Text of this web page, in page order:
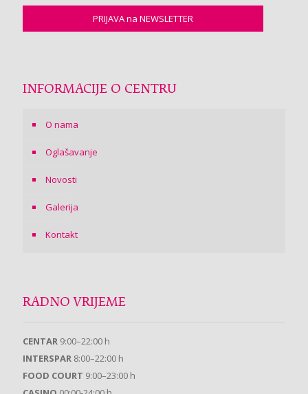
INFORMACIJE O CENTRU
O nama
Oglašavanje
Novosti
Galerija
Kontakt
RADNO VRIJEME
CENTAR 9:00–22:00 h
INTERSPAR 8:00–22:00 h
FOOD COURT 9:00–23:00 h